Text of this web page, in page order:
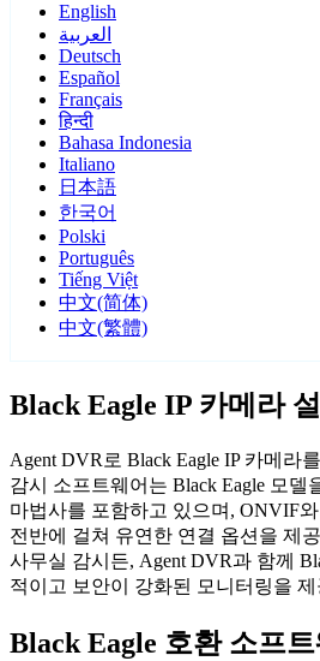
English
العربية
Deutsch
Español
Français
हिन्दी
Bahasa Indonesia
Italiano
日本語
한국어
Polski
Português
Tiếng Việt
中文(简体)
中文(繁體)
Black Eagle IP 카메라
Agent DVR로 Black Eagle IP 카메라
감시 소프트웨어는 Black Eagle 모델
마법사를 포함하고 있으며, ONVIF
전반에 걸쳐 유연한 연결 옵션을 제
사무실 감시든, Agent DVR과 함께
적이고 보안이 강화된 모니터링을
Black Eagle 호환 소프